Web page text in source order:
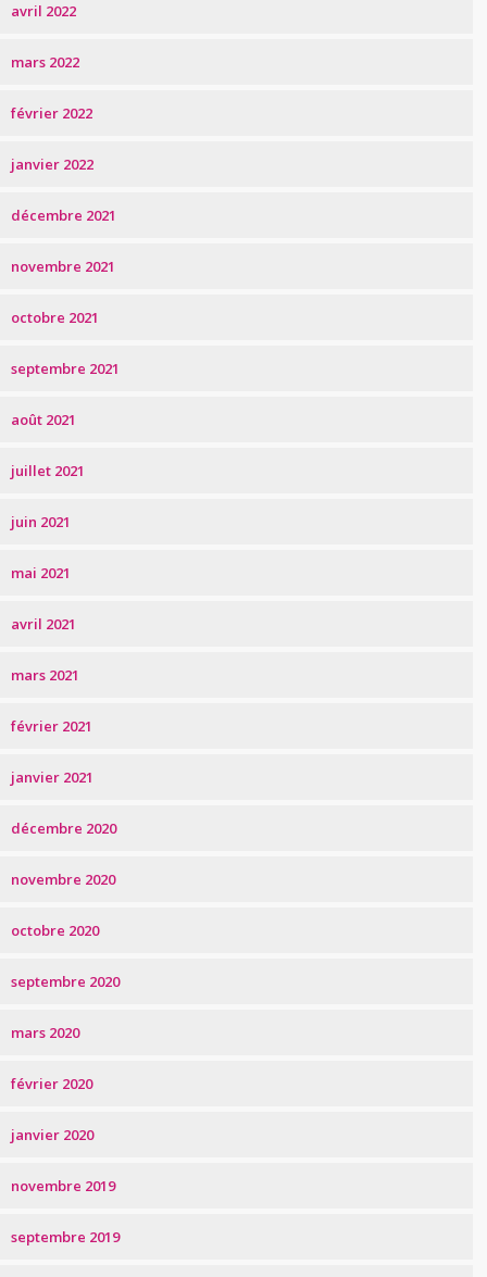
avril 2022
mars 2022
février 2022
janvier 2022
décembre 2021
novembre 2021
octobre 2021
septembre 2021
août 2021
juillet 2021
juin 2021
mai 2021
avril 2021
mars 2021
février 2021
janvier 2021
décembre 2020
novembre 2020
octobre 2020
septembre 2020
mars 2020
février 2020
janvier 2020
novembre 2019
septembre 2019